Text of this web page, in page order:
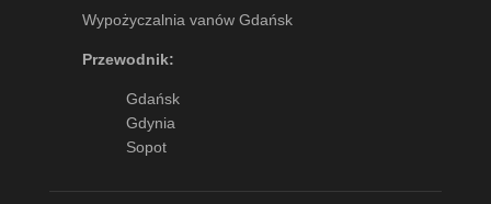
Wypożyczalnia vanów Gdańsk
Przewodnik:
Gdańsk
Gdynia
Sopot